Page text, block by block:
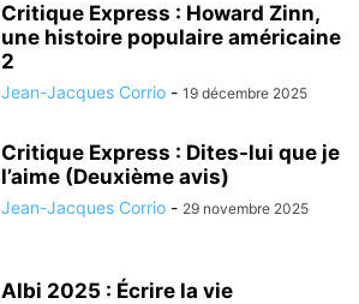
Critique Express : Howard Zinn,
une histoire populaire américaine
2
Jean-Jacques Corrio - 19 décembre 2025
Critique Express : Dites-lui que je
l’aime (Deuxième avis)
Jean-Jacques Corrio - 29 novembre 2025
Albi 2025 : Écrire la vie